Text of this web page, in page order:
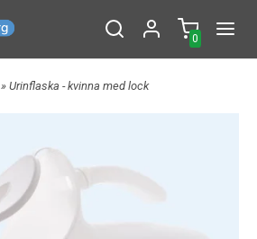
0
» Urinflaska - kvinna med lock